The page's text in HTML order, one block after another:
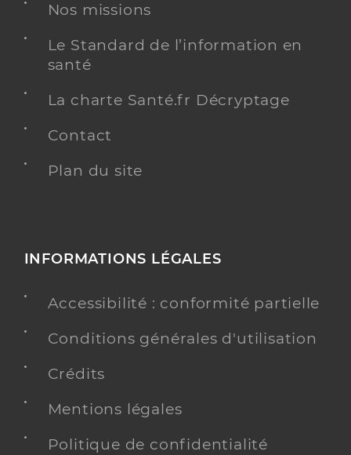
Nos missions
Le Standard de l’information en
santé
La charte Santé.fr Décryptage
Contact
Plan du site
INFORMATIONS LÉGALES
Accessibilité : conformité partielle
Conditions générales d'utilisation
Crédits
Mentions légales
Politique de confidentialité